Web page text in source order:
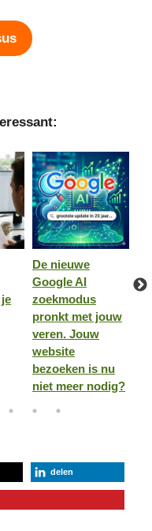
De nieuwe
Google AI
zoekmodus
pronkt met jouw
veren. Jouw
website
bezoeken is nu
niet meer nodig?
delen